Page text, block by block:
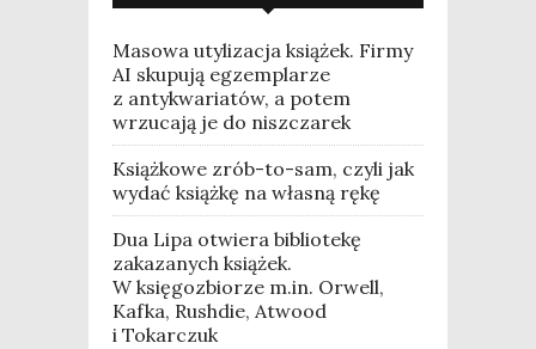
Masowa utylizacja książek. Firmy
AI skupują egzemplarze
z antykwariatów, a potem
wrzucają je do niszczarek
Książkowe zrób-to-sam, czyli jak
wydać książkę na własną rękę
Dua Lipa otwiera bibliotekę
zakazanych książek.
W księgozbiorze m.in. Orwell,
Kafka, Rushdie, Atwood
i Tokarczuk